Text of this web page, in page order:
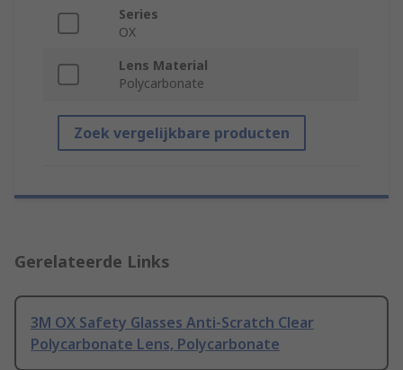
Series
OX
Lens Material
Polycarbonate
Zoek vergelijkbare producten
Gerelateerde Links
3M OX Safety Glasses Anti-Scratch Clear
Polycarbonate Lens, Polycarbonate